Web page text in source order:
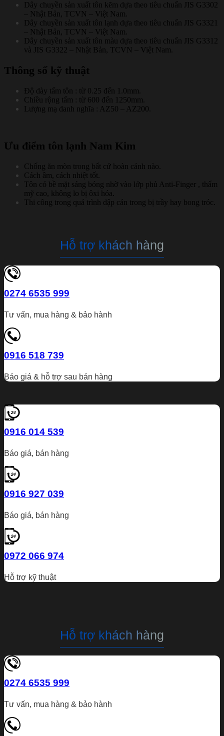
Dây chuyền sản xuất tôn kẽm dựa theo tiêu chuẩn JIS G3302
– Nhật Bản, TCVN – Việt Nam.
Dây chuyền sản xuất tôn lạnh dựa theo tiêu chuẩn JIS G3321
– Nhật Bản, TCVN – Việt Nam.
Dây chuyền sản xuất tôn màu dựa theo tiêu chuẩn JIS G3312
và JIS G3322 – Nhật Bản, TCVN – Việt Nam.
Thông số kỹ thuật
Độ dày tấm tôn : từ 0.25 đến 1.0mm.
Chiều rộng tấm : từ 600 đến 1250mm.
Lượng mạ danh nghĩa : AZ50 – AZ200.
Ưu điểm tôn lạnh Nam Kim
Chống ăn mòn trong bất cứ hoàn cảnh nào.
Cách âm, cách nhiệt tốt.
Tôn có bề mặt sáng bóng nhờ vào lớp phủ Anti-Finger , thẩm
mỹ cao, không lo bị ôxi hóa.
Thi công trong quá trình dập cán trong bị trầy hay bong tróc.
Hỗ trợ khách hàng
0274 6535 999
Tư vấn, mua hàng & bảo hành
0916 518 739
Báo giá & hỗ trợ sau bán hàng
0916 014 539
Báo giá, bán hàng
0916 927 039
Báo giá, bán hàng
0972 066 974
Hỗ trợ kỹ thuật
Hỗ trợ khách hàng
0274 6535 999
Tư vấn, mua hàng & bảo hành